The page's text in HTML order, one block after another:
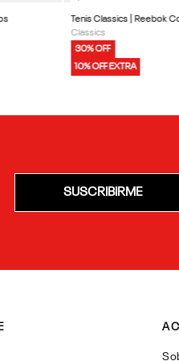
Tenis Classics | Reebok
Classics
30% OFF
10% OFF EXTRA
SUSCRIBIRME